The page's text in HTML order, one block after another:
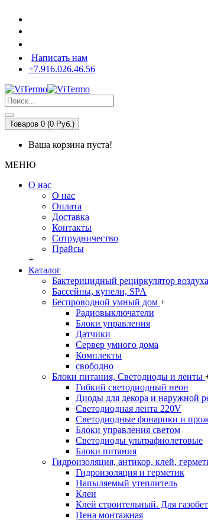
Написать нам
+7.916.026.46.56
Товаров 0 (0 Pуб.)
Ваша корзина пуста!
МЕНЮ
О нас
О нас
Оплата
Доставка
Контакты
Сотрудничество
Прайсы
+
Каталог
Бактерицидный рециркулятор воздуха
Бассейны, купели, SPA
Беспроводной умный дом +
Радиовыключатели
Блоки управления
Датчики
Сервер умного дома
Комплекты
свободно
Блоки питания, Светодиоды и ленты
Гибкий светодиодный неон
Диоды для декора и наружной
Светодиодная лента 220V
Светодиодные фонарики и
Блоки управления светом
Светодиоды ультрафиолетовые
Блоки питания
Гидроизоляция, антикор, клей,
Гидроизоляция и герметик
Напыляемый утеплитель
Клеи
Клей строительный. Для
Пена монтажная